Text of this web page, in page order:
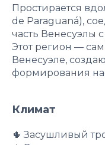
Простирается
de Paraguaná),
часть Венесуэлы
Этот регион —
Венесуэле,
формирования
Климат
🌵 Засушливый